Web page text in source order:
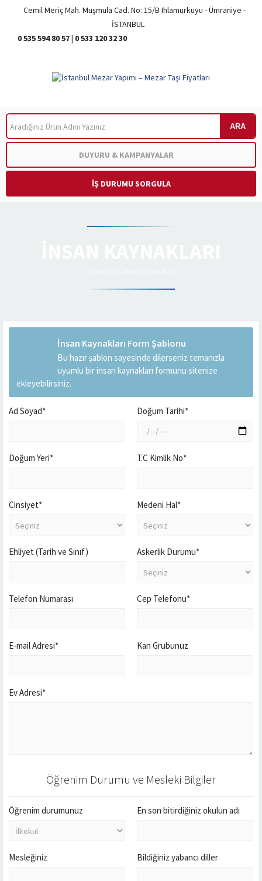
Cemil Meriç Mah. Muşmula Cad. No: 15/B Ihlamurkuyu - Ümraniye -
İSTANBUL
0 535 594 80 57| 0 533 120 32 30
ARA
DUYURU & KAMPANYALAR
İŞ DURUMU SORGULA
İnsan Kaynakları Form Şablonu
Bu hazır şablon sayesinde dilerseniz temanızla
uyumlu bir insan kaynakları formunu sitenize
ekleyebilirsiniz.
Ad Soyad* Doğum Tarihi*
Doğum Yeri* T.C Kimlik No*
Cinsiyet* Medeni Hal*
Ehliyet (Tarih ve Sınıf) Askerlik Durumu*
Telefon Numarası Cep Telefonu*
E-mail Adresi* Kan Grubunuz
Ev Adresi*
Öğrenim Durumu ve Mesleki Bilgiler
Öğrenim durumunuz En son bitirdiğiniz okulun adı
Mesleğiniz Bildiğiniz yabancı diller